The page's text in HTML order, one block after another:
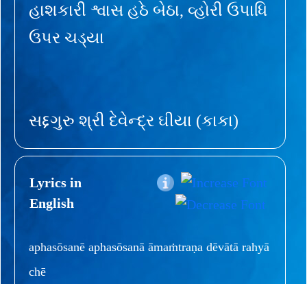
હાશકારી શ્વાસ હઠે બેઠા, વ્હોરી ઉપાધિ
ઉપર ચડ્યા
સદ્દગુરુ શ્રી દેવેન્દ્ર ઘીયા (કાકા)
Lyrics in
English
aphasōsanē aphasōsanā āmaṁtraṇa dēvātā rahyā
chē